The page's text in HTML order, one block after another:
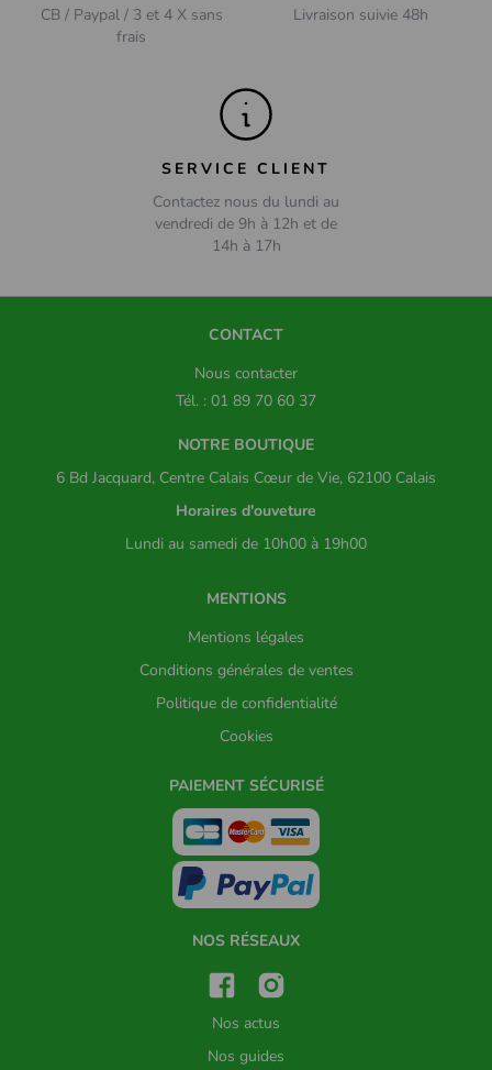
CB / Paypal / 3 et 4 X sans
frais
Livraison suivie 48h
SERVICE CLIENT
Contactez nous du lundi au
vendredi de 9h à 12h et de
14h à 17h
CONTACT
Nous contacter
Tél. : 01 89 70 60 37
NOTRE BOUTIQUE
6 Bd Jacquard, Centre Calais Cœur de Vie, 62100 Calais
Horaires d'ouveture
Lundi au samedi de 10h00 à 19h00
MENTIONS
Mentions légales
Conditions générales de ventes
Politique de confidentialité
Cookies
PAIEMENT SÉCURISÉ
NOS RÉSEAUX
Nos actus
Nos guides